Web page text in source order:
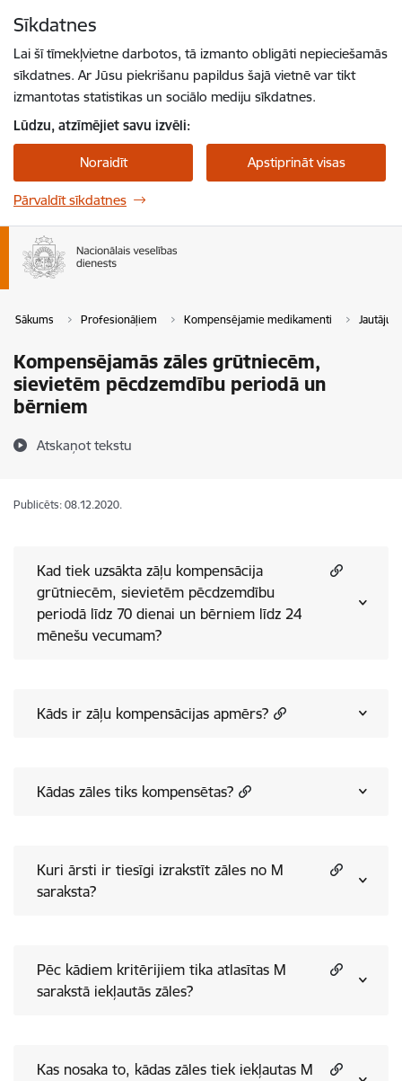
Sīkdatnes
Lai šī tīmekļvietne darbotos, tā izmanto obligāti nepieciešamās
sīkdatnes. Ar Jūsu piekrišanu papildus šajā vietnē var tikt
izmantotas statistikas un sociālo mediju sīkdatnes.
Lūdzu, atzīmējiet savu izvēli:
Noraidīt Apstiprināt visas
Pārvaldīt sīkdatnes
Sākums Profesionāļiem Kompensējamie medikamenti
Kompensējamās zāles grūtniecēm,
sievietēm pēcdzemdību periodā un
bērniem
Atskaņot tekstu
Publicēts: 08.12.2020.
Kad tiek uzsākta zāļu kompensācija
grūtniecēm, sievietēm pēcdzemdību
periodā līdz 70 dienai un bērniem līdz 24
mēnešu vecumam?
Kāds ir zāļu kompensācijas apmērs?
Kādas zāles tiks kompensētas?
Kuri ārsti ir tiesīgi izrakstīt zāles no M
saraksta?
Pēc kādiem kritērijiem tika atlasītas M
sarakstā iekļautās zāles?
Kas nosaka to, kādas zāles tiek iekļautas M